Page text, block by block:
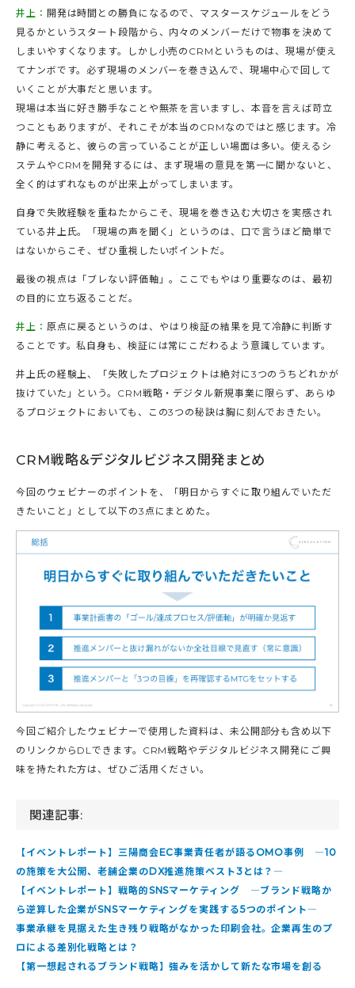
井上： 開発は時間との勝負になるので、マスタースケジュールをどう
見るかというスタート段階から、内々のメンバーだけで物事を決めて
しまいやすくなります。しかし小売のCRMというものは、現場が使え
てナンボです。必ず現場のメンバーを巻き込んで、現場中心で回して
いくことが大事だと思います。
現場は本当に好き勝手なことや無茶を言いますし、本音を言えば苛立
つこともありますが、それこそが本当のCRMなのではと感じます。冷
静に考えると、彼らの言っていることが正しい場面は多い。使えるシ
ステムやCRMを開発するには、まず現場の意見を第一に聞かないと、
全く的はずれなものが出来上がってしまいます。
自身で失敗経験を重ねたからこそ、現場を巻き込む大切さを実感され
ている井上氏。「現場の声を聞く」というのは、口で言うほど簡単で
はないからこそ、ぜひ重視したいポイントだ。
最後の視点は「ブレない評価軸」。ここでもやはり重要なのは、最初
の目的に立ち返ることだ。
井上： 原点に戻るというのは、やはり検証の結果を見て冷静に判断す
ることです。私自身も、検証には常にこだわるよう意識しています。
井上氏の経験上、「失敗したプロジェクトは絶対に3つのうちどれかが
抜けていた」という。CRM戦略・デジタル新規事業に限らず、あらゆ
るプロジェクトにおいても、この3つの秘訣は胸に刻んでおきたい。
CRM戦略＆デジタルビジネス開発まとめ
今回のウェビナーのポイントを、「明日からすぐに取り組んでいただ
きたいこと」として以下の3点にまとめた。
今回ご紹介したウェビナーで使用した資料は、未公開部分も含め以下
のリンクからDLできます。CRM戦略やデジタルビジネス開発にご興
味を持たれた方は、ぜひご活用ください。
関連記事:
【イベントレポート】三陽商会EC事業責任者が語るOMO事例 ―10
の施策を大公開、老舗企業のDX推進施策ベスト3とは？―
【イベントレポート】戦略的SNSマーケティング ―ブランド戦略か
ら逆算した企業がSNSマーケティングを実践する5つのポイント―
事業承継を見据えた生き残り戦略がなかった印刷会社。企業再生のプ
ロによる差別化戦略とは？
【第一想起されるブランド戦略】強みを活かして新たな市場を創る